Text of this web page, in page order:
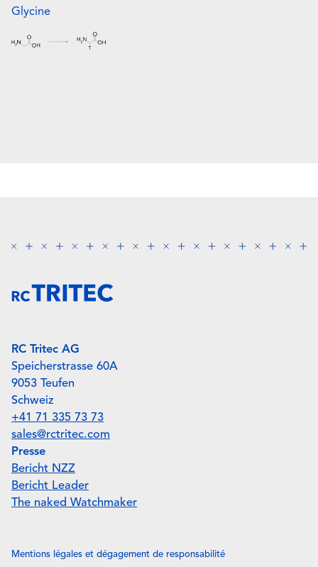
Glycine
RC Tritec AG
Speicherstrasse 60A
9053 Teufen
Schweiz
+41 71 335 73 73
sales@rctritec.com
Presse
Bericht NZZ
Bericht Leader
The naked Watchmaker
Mentions légales et dégagement de responsabilité